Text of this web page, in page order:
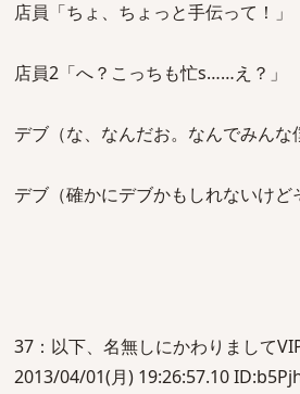
店員「ちょ、ちょっと手伝って！」
店員2「へ？こっちも忙s……え？」
デブ（な、なんだお。なんでみんな
デブ（確かにデブかもしれないけど
37：以下、名無しにかわりまして
2013/04/01(月) 19:26:57.10